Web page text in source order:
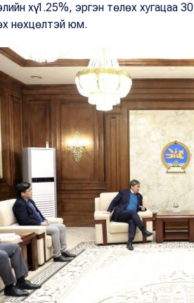
хүү 1.25%, эргэн төлөх хугацаа
нөхцөлтэй юм.